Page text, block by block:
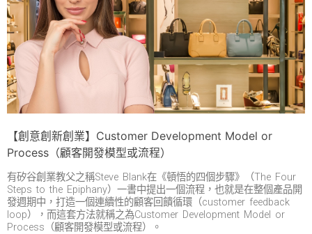
【創意創新創業】Customer Development Model or
Process（顧客開發模型或流程）
有矽谷創業教父之稱Steve Blank在《頓悟的四個步驟》（The Four
Steps to the Epiphany）一書中提出一個流程，也就是在整個產品開
發週期中，打造一個連續性的顧客回饋循環（customer feedback
loop），而這套方法就稱之為Customer Development Model or
Process（顧客開發模型或流程）。